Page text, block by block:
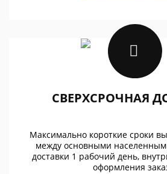
СВЕРХСРОЧНАЯ
Максимально короткие сроки
между основными
доставки 1 рабочий день,
оформления